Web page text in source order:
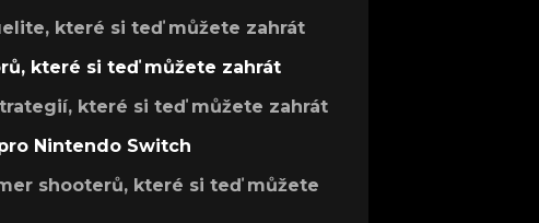
které si teď můžete zahrát
které si teď můžete zahrát
které si teď můžete zahrát
Nintendo Switch
shooterů, které si teď můžete